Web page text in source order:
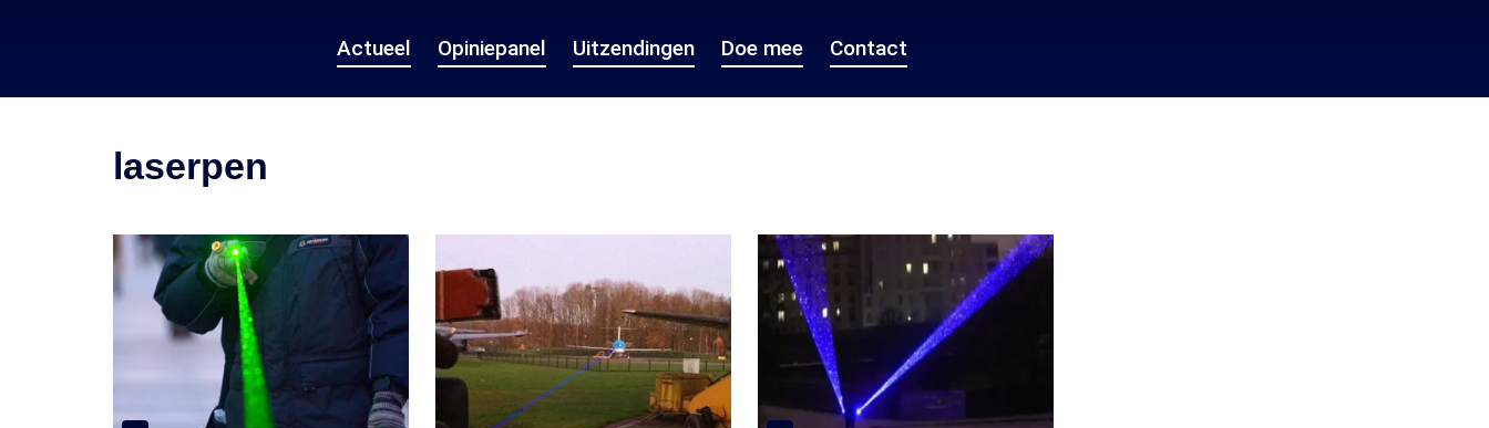
Actueel Opiniepanel Uitzendingen Doe mee Contact
laserpen